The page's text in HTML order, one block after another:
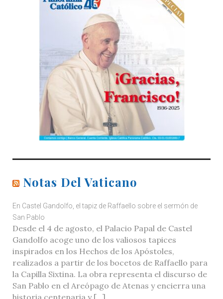
Notas Del Vaticano
En Castel Gandolfo, el tapiz de Raffaello sobre el sermón de
San Pablo
Desde el 4 de agosto, el Palacio Papal de Castel
Gandolfo acoge uno de los valiosos tapices
inspirados en los Hechos de los Apóstoles,
realizados a partir de los bocetos de Raffaello para
la Capilla Sixtina. La obra representa el discurso de
San Pablo en el Areópago de Atenas y encierra una
historia centenaria y […]